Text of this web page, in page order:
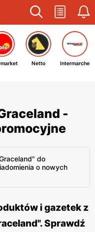
Netto Intermarche
-
do
o nowych
i gazetek z
Sprawdź